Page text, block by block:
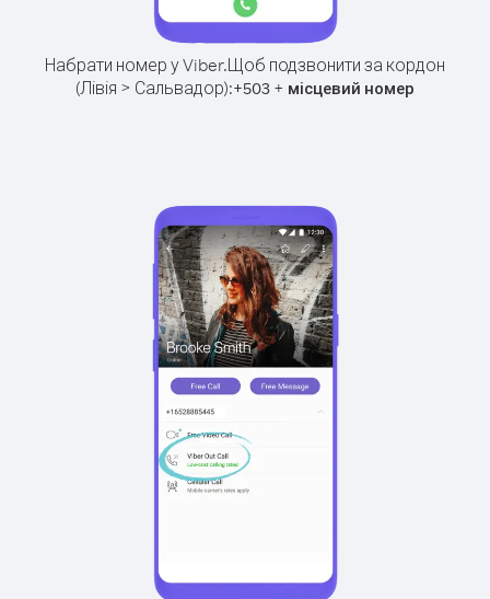
Набрати номер у Viber.Щоб подзвонити за кордон
(Лівія > Сальвадор):+503 + місцевий номер